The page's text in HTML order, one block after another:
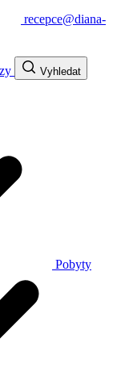
recepce@diana-
Vyhledat
Pobyty